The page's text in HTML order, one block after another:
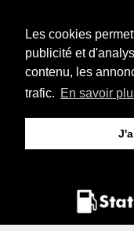
Les cookies
publicité et
contenu, les
trafic. En savoir